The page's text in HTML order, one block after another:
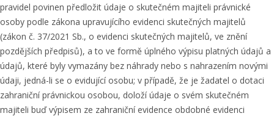
pravidel povinen předložit údaje o skutečném majiteli právnické
osoby podle zákona upravujícího evidenci skutečných majitelů
(zákon č. 37/2021 Sb., o evidenci skutečných majitelů, ve znění
pozdějších předpisů), a to ve formě úplného výpisu platných údajů a
údajů, které byly vymazány bez náhrady nebo s nahrazením novými
údaji, jedná-li se o evidující osobu; v případě, že je žadatel o dotaci
zahraniční právnickou osobou, doloží údaje o svém skutečném
majiteli buď výpisem ze zahraniční evidence obdobné evidenci